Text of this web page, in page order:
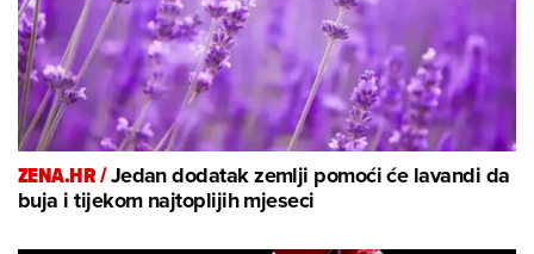
ZENA.HR /Jedan dodatak zemlji pomoći će lavandi da
buja i tijekom najtoplijih mjeseci